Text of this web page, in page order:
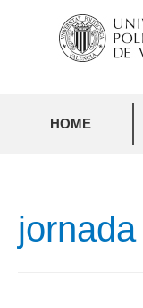
HOME
jornada